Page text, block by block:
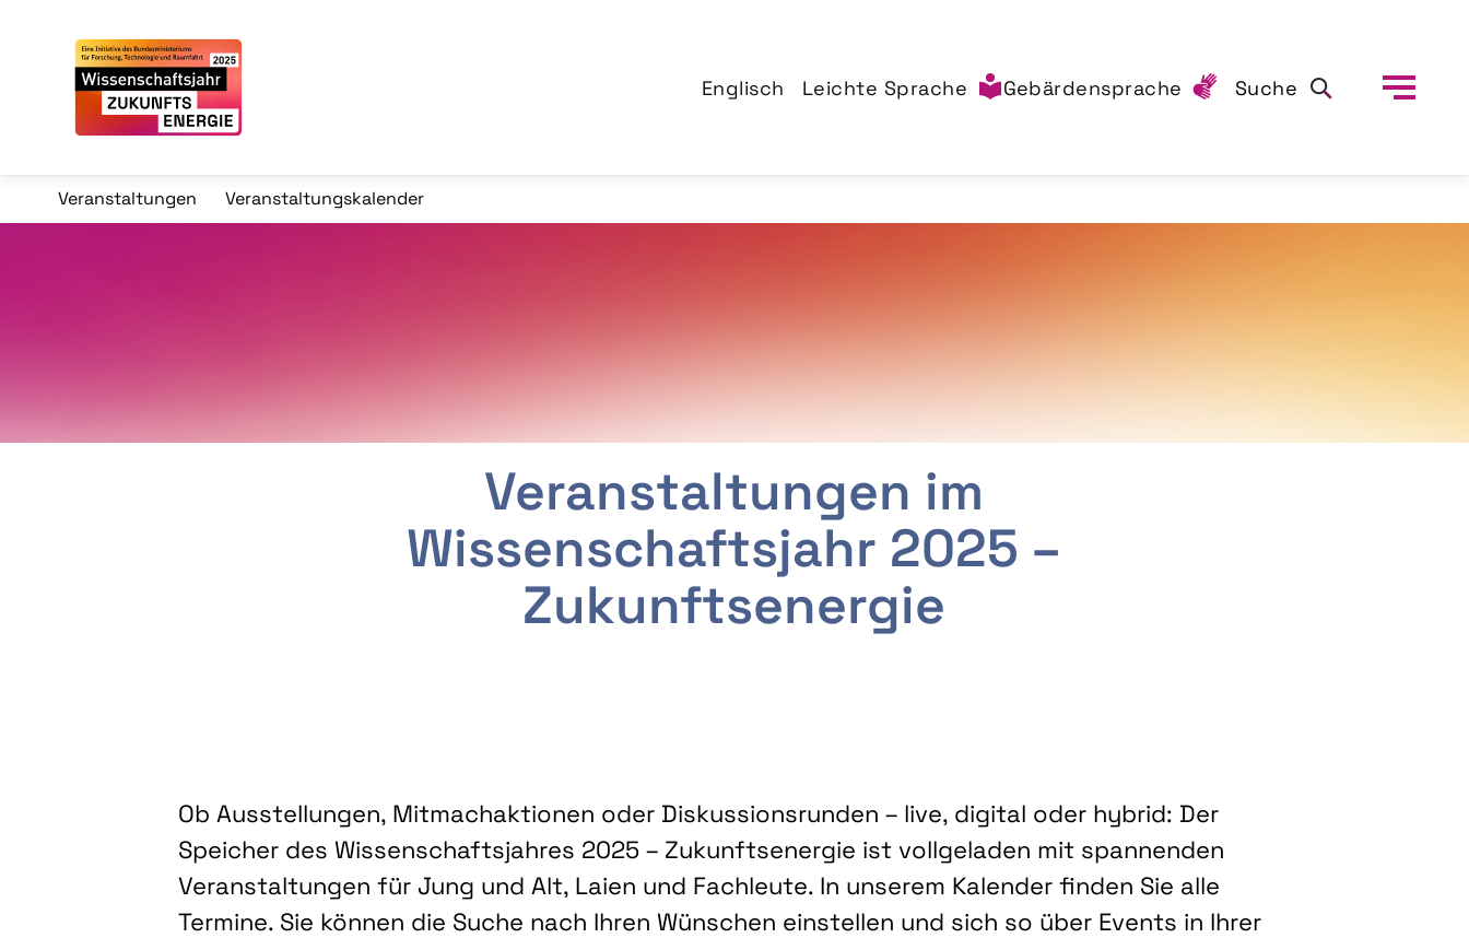
Englisch Leichte Sprache Gebärdensprache Suche
Veranstaltungen Veranstaltungskalender
Veranstaltungen im
Wissenschaftsjahr 2025 –
Zukunftsenergie
Ob Ausstellungen, Mitmachaktionen oder Diskussionsrunden – live, digital oder hybrid: Der
Speicher des Wissenschaftsjahres 2025 – Zukunftsenergie ist vollgeladen mit spannenden
Veranstaltungen für Jung und Alt, Laien und Fachleute. In unserem Kalender finden Sie alle
Termine. Sie können die Suche nach Ihren Wünschen einstellen und sich so über Events in Ihrer